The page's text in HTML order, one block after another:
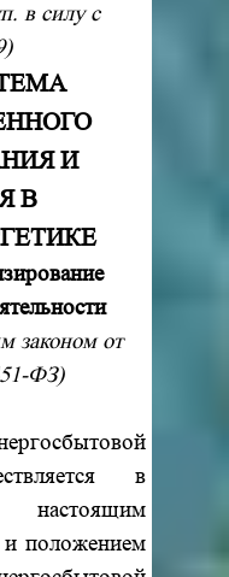
в силу с
И
В
законом от
ФЗ)
в
положением